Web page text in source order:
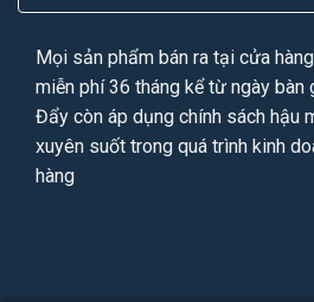
Mọi sản phẩm bán ra tại cửa
miễn phí 36 tháng kể từ ngày bàn
Đẩy còn áp dụng chính sách hậu
xuyên suốt trong quá trình kinh
hàng